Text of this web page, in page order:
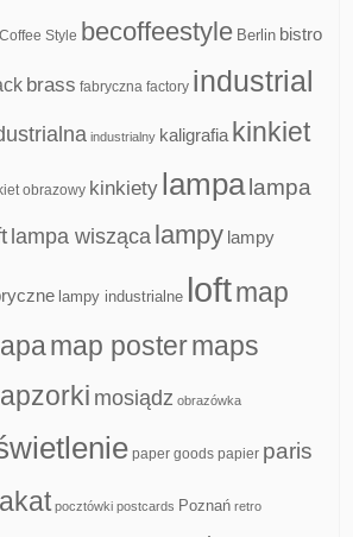
Style becoffeestyle Berlin bistro
brass fabryczna factory industrial
industrialny kaligrafia kinkiet
obrazowy kinkiety lampa lampa
lampa wisząca lampy lampy
lampy industrialne loftmap
map postermaps
mosiądz obrazówka
paper goods papier paris
pocztówki postcards Poznań retro